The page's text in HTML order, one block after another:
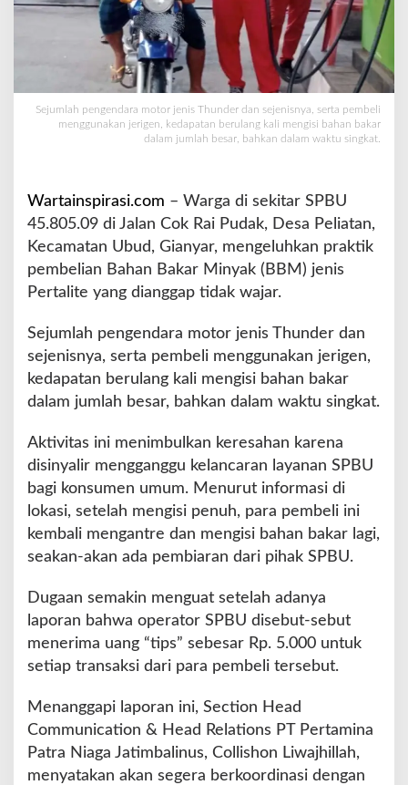
n
d
l
a
k
b
i
k
P
e
r
t
i
e
k
W
j
a
d
i
Sejumlah pengendara motor jenis Thunder dan sejenisnya, serta pembeli
menggunakan jerigen, kedapatan berulang kali mengisi bahan bakar
dalam jumlah besar, bahkan dalam waktu singkat.
Wartainspirasi.com – Warga di sekitar SPBU
45.805.09 di Jalan Cok Rai Pudak, Desa Peliatan,
Kecamatan Ubud, Gianyar, mengeluhkan praktik
pembelian Bahan Bakar Minyak (BBM) jenis
Pertalite yang dianggap tidak wajar.
Sejumlah pengendara motor jenis Thunder dan
sejenisnya, serta pembeli menggunakan jerigen,
kedapatan berulang kali mengisi bahan bakar
dalam jumlah besar, bahkan dalam waktu singkat.
Aktivitas ini menimbulkan keresahan karena
disinyalir mengganggu kelancaran layanan SPBU
bagi konsumen umum. Menurut informasi di
lokasi, setelah mengisi penuh, para pembeli ini
kembali mengantre dan mengisi bahan bakar lagi,
seakan-akan ada pembiaran dari pihak SPBU.
Dugaan semakin menguat setelah adanya
laporan bahwa operator SPBU disebut-sebut
menerima uang “tips” sebesar Rp. 5.000 untuk
setiap transaksi dari para pembeli tersebut.
Menanggapi laporan ini, Section Head
Communication & Head Relations PT Pertamina
Patra Niaga Jatimbalinus, Collishon Liwajhillah,
menyatakan akan segera berkoordinasi dengan